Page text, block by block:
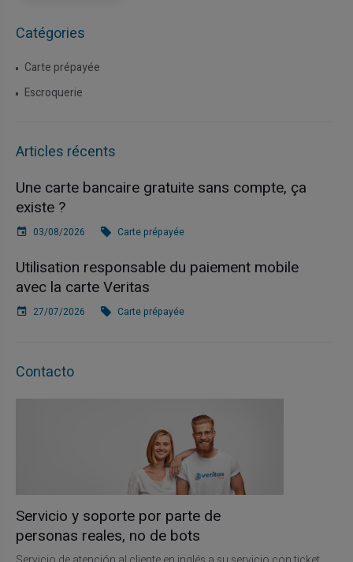
Catégories
Carte prépayée
Escroquerie
Articles récents
Une carte bancaire gratuite sans compte, ça
existe ?
03/08/2026 Carte prépayée
Utilisation responsable du paiement mobile
avec la carte Veritas
27/07/2026 Carte prépayée
Contacto
Servicio y soporte por parte de
personas reales, no de bots